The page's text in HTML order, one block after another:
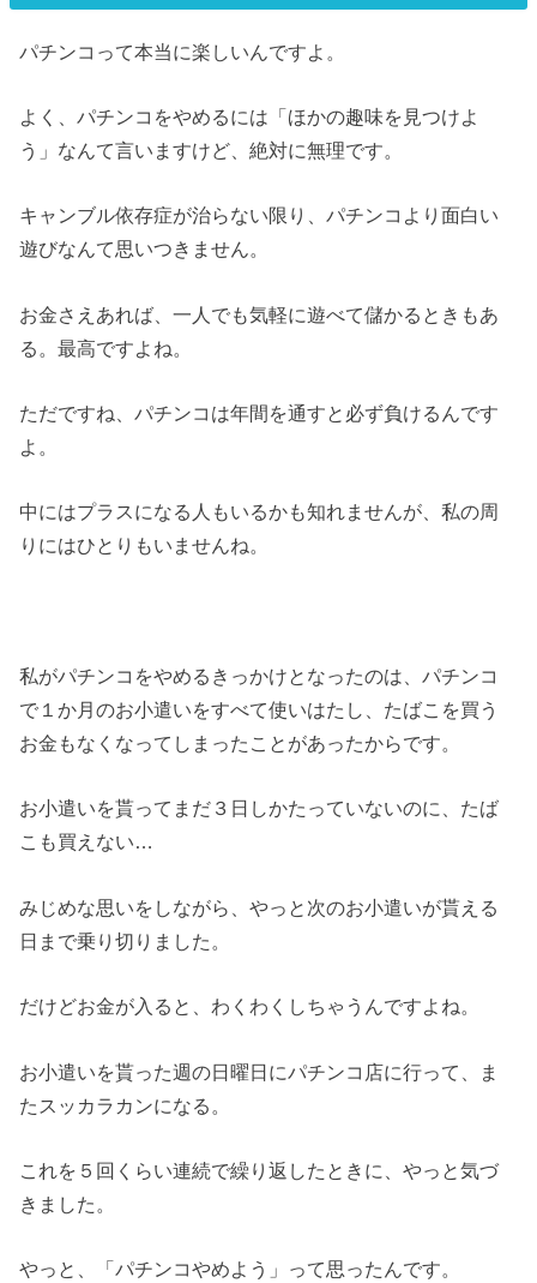
パチンコって本当に楽しいんですよ。
よく、パチンコをやめるには「ほかの趣味を見つけよ
う」なんて言いますけど、絶対に無理です。
キャンブル依存症が治らない限り、パチンコより面白い
遊びなんて思いつきません。
お金さえあれば、一人でも気軽に遊べて儲かるときもあ
る。最高ですよね。
ただですね、パチンコは年間を通すと必ず負けるんです
よ。
中にはプラスになる人もいるかも知れませんが、私の周
りにはひとりもいませんね。
私がパチンコをやめるきっかけとなったのは、パチンコ
で１か月のお小遣いをすべて使いはたし、たばこを買う
お金もなくなってしまったことがあったからです。
お小遣いを貰ってまだ３日しかたっていないのに、たば
こも買えない…
みじめな思いをしながら、やっと次のお小遣いが貰える
日まで乗り切りました。
だけどお金が入ると、わくわくしちゃうんですよね。
お小遣いを貰った週の日曜日にパチンコ店に行って、ま
たスッカラカンになる。
これを５回くらい連続で繰り返したときに、やっと気づ
きました。
やっと、「パチンコやめよう」って思ったんです。